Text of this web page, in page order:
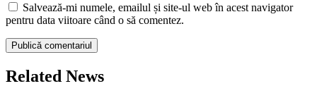
Salvează-mi numele, emailul și site-ul web în acest navigator
pentru data viitoare când o să comentez.
Related News